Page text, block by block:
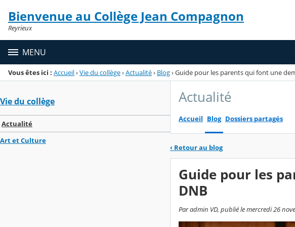
Menu de la rubrique
Contenu
Bienvenue au Collège Jean Compagnon
Reyrieux
MENU
Vous êtes ici : Accueil›Vie du collège›Actualité› Blog›Guide pour les parents qui font une
Vie du collège
Actualité
Art et Culture
Actualité
Accueil Blog Dossiers partagés
‹ Retour au blog
Guide pour les
DNB
Par admin VD, publié le mercredi 26